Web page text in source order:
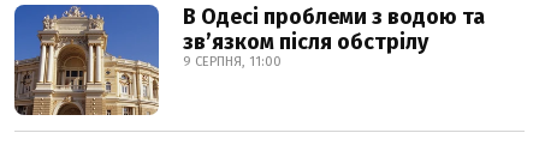
В Одесі проблеми з водою та
звʼязком після обстрілу
9 СЕРПНЯ, 11:00